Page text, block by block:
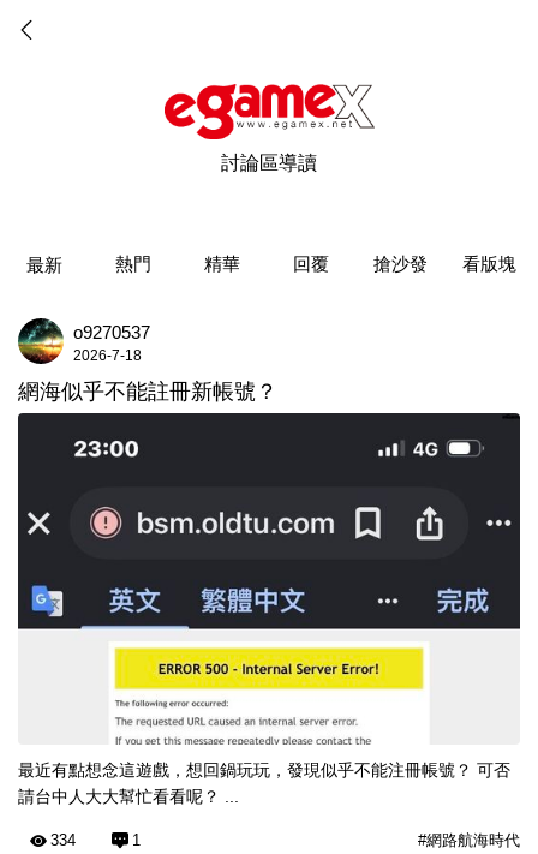
討論區導讀
最新 熱門 精華 回覆 搶沙發 看版塊
o9270537
2026-7-18
網海似乎不能註冊新帳號？
最近有點想念這遊戲，想回鍋玩玩，發現似乎不能注冊帳號？ 可否
請台中人大大幫忙看看呢？ ...
#網路航海時代
334 1